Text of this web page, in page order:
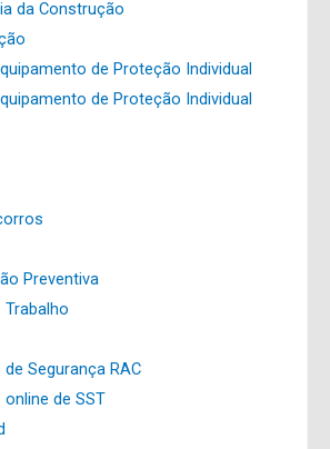
da Construção
de Proteção Individual
de Proteção Individual
Preventiva
Segurança RAC
de SST